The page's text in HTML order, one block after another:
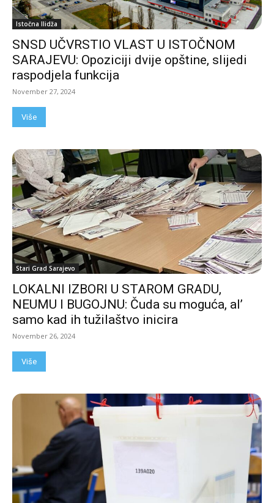
Istočna Ilidža
SNSD UČVRSTIO VLAST U ISTOČNOM
SARAJEVU: Opoziciji dvije opštine, slijedi
raspodjela funkcija
November 27, 2024
Više
Stari Grad Sarajevo
LOKALNI IZBORI U STAROM GRADU,
NEUMU I BUGOJNU: Čuda su moguća, al’
samo kad ih tužilaštvo inicira
November 26, 2024
Više